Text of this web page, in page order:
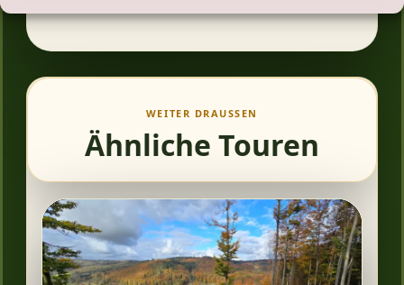
WEITER DRAUSSEN
Ähnliche Touren